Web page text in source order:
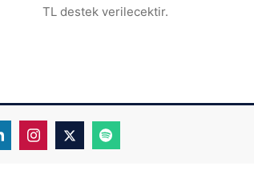
TL destek verilecektir.